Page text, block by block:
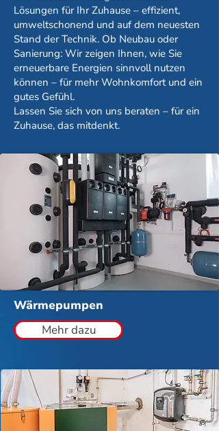
Lösungen für Ihr Zuhause – effizient,
umweltschonend und auf dem neuesten
Stand der Technik. Ob Neubau oder
Sanierung: Wir zeigen Ihnen, wie Sie
erneuerbare Energien sinnvoll nutzen
können – für mehr Wohnkomfort und ein
gutes Gefühl.
Lassen Sie sich von uns beraten – für ein
Zuhause, das mitdenkt.
Wärmepumpen
Mehr dazu